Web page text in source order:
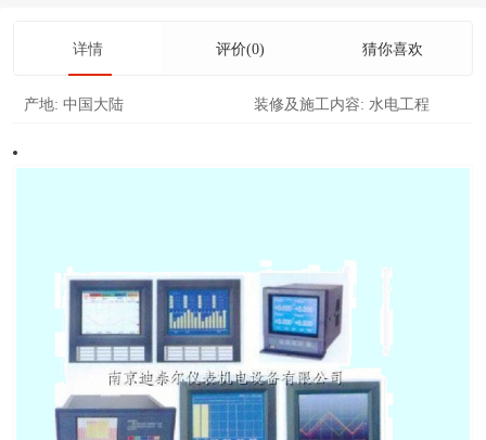
详情 评价(0) 猜你喜欢
产地: 中国大陆 装修及施工内容: 水电工程